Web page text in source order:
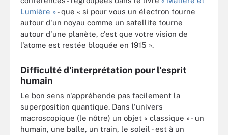
Lumière »- que « si pour vous un électron tourne
autour d'un noyau comme un satellite tourne
autour d'une planète, c'est que votre vision de
l'atome est restée bloquée en 1915 ».
Difficulté d'interprétation pour l'esprit
humain
Le bon sens n'appréhende pas facilement la
superposition quantique. Dans l'univers
macroscopique (le nôtre) un objet « classique » - un
humain, une balle, un train, le soleil - est à un